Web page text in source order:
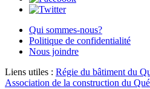
Qui sommes-nous?
Politique de confidentialité
Nous joindre
Liens utiles : Régie du bâtiment du
Association de la construction du